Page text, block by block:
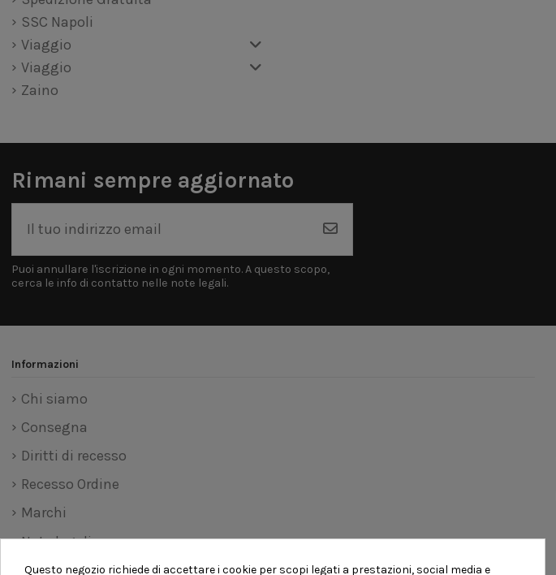
SSC Napoli
Viaggio
Viaggio
Zaino
Rimani sempre aggiornato
Puoi annullare l'iscrizione in ogni momento. A questo scopo,
cerca le info di contatto nelle note legali.
Informazioni
Chi siamo
Consegna
Diritti di recesso
Recesso Ordine
Marchi
Note legali
Pagamento sicuro
Questo negozio richiede di accettare i cookie per scopi legati a prestazioni, social media e